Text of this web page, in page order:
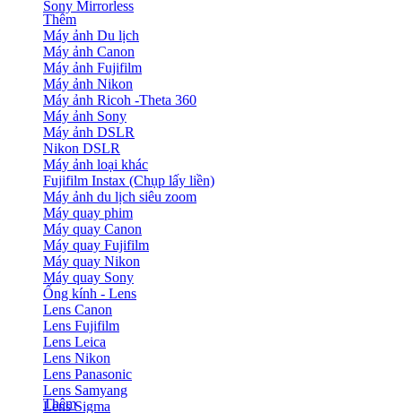
Sony Mirrorless
Thêm
Máy ảnh Du lịch
Máy ảnh Canon
Máy ảnh Fujifilm
Máy ảnh Nikon
Máy ảnh Ricoh -Theta 360
Máy ảnh Sony
Máy ảnh DSLR
Nikon DSLR
Máy ảnh loại khác
Fujifilm Instax (Chụp lấy liền)
Máy ảnh du lịch siêu zoom
Máy quay phim
Máy quay Canon
Máy quay Fujifilm
Máy quay Nikon
Máy quay Sony
Ống kính - Lens
Lens Canon
Lens Fujifilm
Lens Leica
Lens Nikon
Lens Panasonic
Lens Samyang
Lens Sigma
Thêm